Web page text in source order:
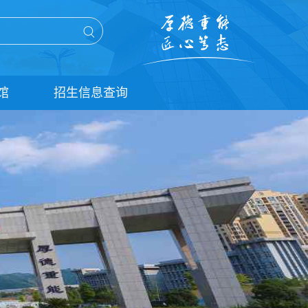
招生信息查询
单招信息查询
扩招信息查询
五年贯通培养信息查询